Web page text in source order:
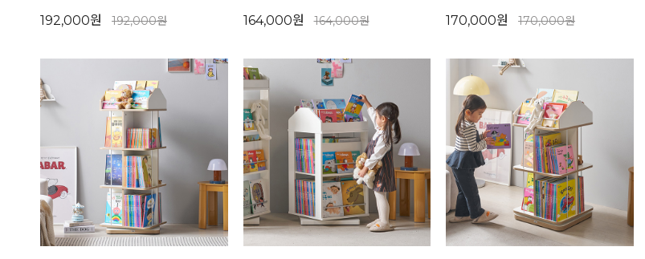
192,000원 192,000원 164,000원 164,000원 170,000원 170,000원